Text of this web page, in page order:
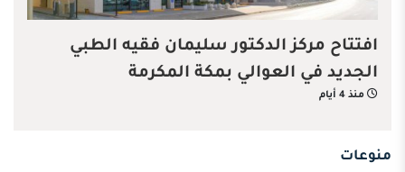
افتتاح مركز الدكتور سليمان فقيه الطبي
الجديد في العوالي بمكة المكرمة
منذ 4 أيام
منوعات